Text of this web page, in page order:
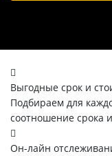
Выгодные срок и
Подбираем для
соотношение срока
Он-лайн